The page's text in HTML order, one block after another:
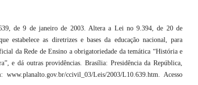
de 9 de janeiro de 2003. Altera a Lei no 9.394, de 20 de
estabelece as diretrizes e bases da educação nacional, para
da Rede de Ensino a obrigatoriedade da temática “História e
e dá outras providências. Brasília: Presidência da República,
www.planalto.gov.br/ccivil_03/Leis/2003/L10.639.htm. Acesso